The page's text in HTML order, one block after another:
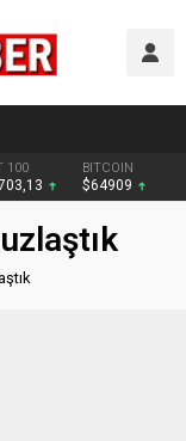
100 BITCOIN
$64909